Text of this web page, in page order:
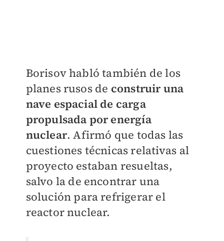
Borisov habló también de los
planes rusos de construir una
nave espacial de carga
propulsada por energía
nuclear. Afirmó que todas las
cuestiones técnicas relativas al
proyecto estaban resueltas,
salvo la de encontrar una
solución para refrigerar el
reactor nuclear.